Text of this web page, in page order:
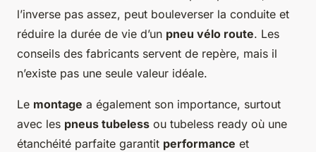
l’inverse pas assez, peut bouleverser la conduite et
réduire la durée de vie d’un pneu vélo route. Les
conseils des fabricants servent de repère, mais il
n’existe pas une seule valeur idéale.
Le montage a également son importance, surtout
avec les pneus tubeless ou tubeless ready où une
étanchéité parfaite garantit performance et